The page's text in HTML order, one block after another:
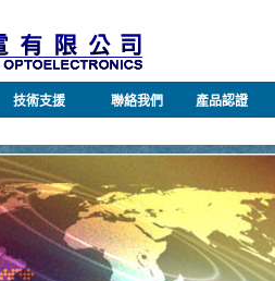
技術支援 聯絡我們 產品認證